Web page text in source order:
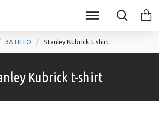
ЗА НЕГО Stanley Kubrick t-shirt
Kubrick t-shirt